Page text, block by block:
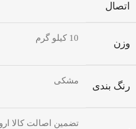
اتصال
وزن 10 کیلو گرم
رنگ بندی مشکی
تضمین اصالت کالا